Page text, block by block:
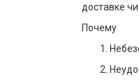
доставке
Почему